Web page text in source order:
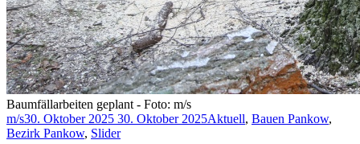
Baumfällarbeiten geplant - Foto: m/s
m/s30. Oktober 2025 30. Oktober 2025Aktuell, Bauen Pankow,
Bezirk Pankow, Slider